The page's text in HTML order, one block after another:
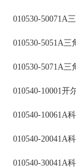
010530-50071A
010530-5051A三
010530-5071A三
010540-10001开
010540-10061A
010540-20041A
010540-30041A